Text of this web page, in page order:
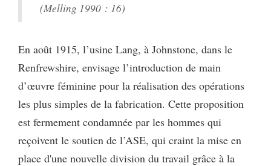
(Melling 1990 : 16)
En août 1915, l’usine Lang, à Johnstone, dans le
Renfrewshire, envisage l’introduction de main
d’œuvre féminine pour la réalisation des opérations
les plus simples de la fabrication. Cette proposition
est fermement condamnée par les hommes qui
reçoivent le soutien de l’ASE, qui craint la mise en
place d'une nouvelle division du travail grâce à la